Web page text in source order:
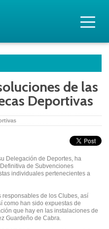
de las
Deportivas
Delegación de Deportes, ha
de Subvenciones
individuales pertenecientes a
de los Clubes, así
como han sido expuestas de
que hay en las instalaciones de
Guardeño de Cabra.